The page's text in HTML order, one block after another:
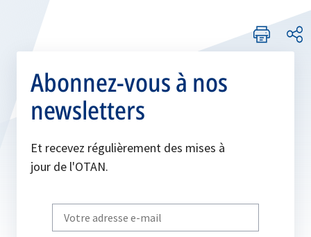
Abonnez-vous à nos
newsletters
Et recevez régulièrement des mises à
jour de l'OTAN.
Write
your